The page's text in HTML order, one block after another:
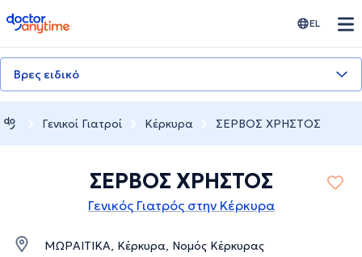
doctoranytime EL
Βρες ειδικό
Γενικοί Γιατροί Κέρκυρα ΣΕΡΒΟΣ ΧΡΗΣΤΟΣ
ΣΕΡΒΟΣ ΧΡΗΣΤΟΣ
Γενικός Γιατρός στην Κέρκυρα
ΜΩΡΑΙΤΙΚΑ, Κέρκυρα, Νομός Κέρκυρας